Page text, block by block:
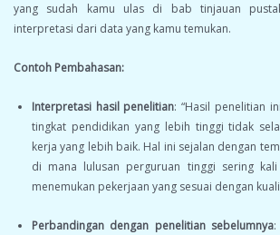
yang sudah kamu ulas di bab tinjauan
interpretasi dari data yang kamu temukan.
Contoh Pembahasan:
Interpretasi hasil penelitian: “Hasil penelitian
tingkat pendidikan yang lebih tinggi tidak
kerja yang lebih baik. Hal ini sejalan dengan
di mana lulusan perguruan tinggi sering kali
menemukan pekerjaan yang sesuai dengan
Perbandingan dengan penelitian sebelumnya